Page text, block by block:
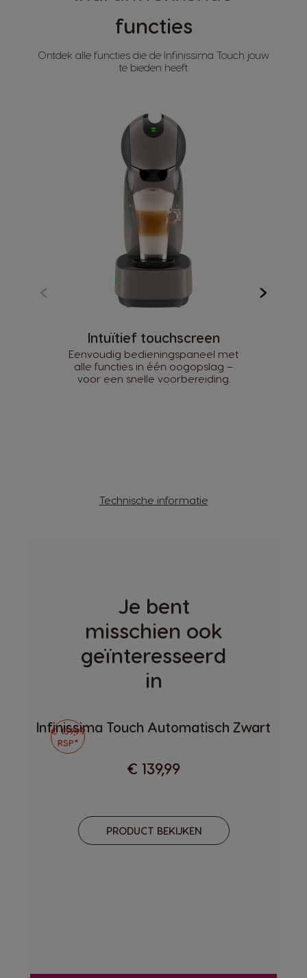
functies
Ontdek alle functies die de Infinissima Touch jouw
te bieden heeft
Intuïtief touchscreen
Eenvoudig bedieningspaneel met
alle functies in één oogopslag –
voor een snelle voorbereiding.
Technische informatie
Je bent
misschien ook
geïnteresseerd
in
€ 139,99
RSP*
Infinissima Touch Automatisch Zwart
€ 139,99
PRODUCT BEKIJKEN